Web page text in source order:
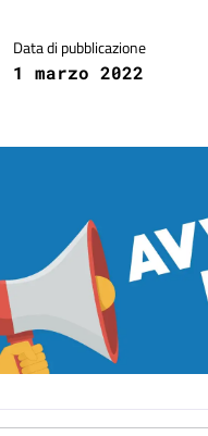
Data di pubblicazione
1 marzo 2022